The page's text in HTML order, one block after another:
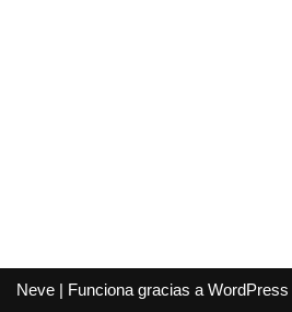
Neve | Funciona gracias a WordPress